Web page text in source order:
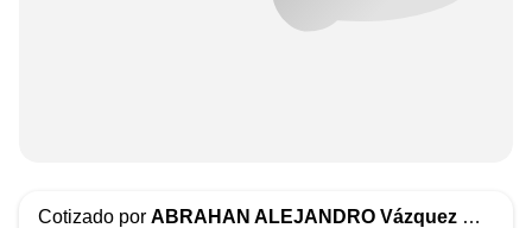
Cotizado por ABRAHAN ALEJANDRO Vázquez Heredia